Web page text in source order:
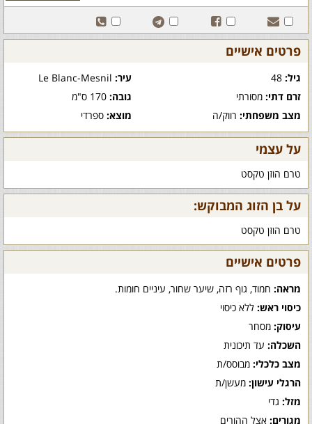
פרטים אישיים
גיל: עיר:Le Blanc-Mesnil
זרם דתי: מסורתי גובה:170 ס"מ
מצב משפחתי: רווק/ה מוצא:ספרדי
על עצמי
טרם הוזן טקסט
על בן הזוג המבוקש:
טרם הוזן טקסט
פרטים אישיים
מראה: חמוד, גוף רזה, שיער שחור, עיניים חומות.
כיסוי ראש: ללא כיסוי
עיסוק: מסחר
השכלה: עד תיכונית
מצב כלכלי: מבוסס/ת
הרגלי עישון: מעשן/ת
מזל: גדי
מגורים: אצל ההורים